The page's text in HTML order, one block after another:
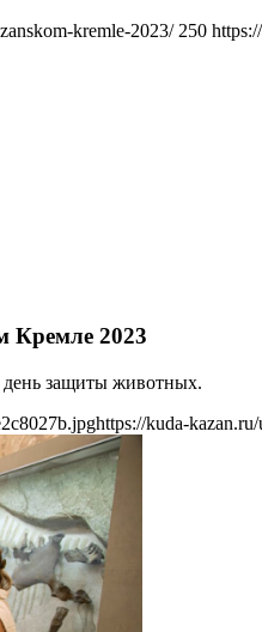
kremle-2023/ 250
Кремле 2023
день защиты животных.
https://kuda-